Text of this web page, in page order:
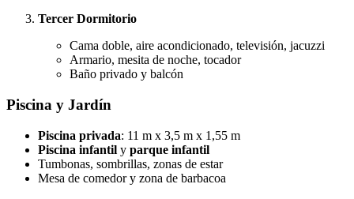
Tercer Dormitorio
Cama doble, aire acondicionado, televisión, jacuzzi
Armario, mesita de noche, tocador
Baño privado y balcón
Piscina y Jardín
Piscina privada: 11 m x 3,5 m x 1,55 m
Piscina infantil y parque infantil
Tumbonas, sombrillas, zonas de estar
Mesa de comedor y zona de barbacoa